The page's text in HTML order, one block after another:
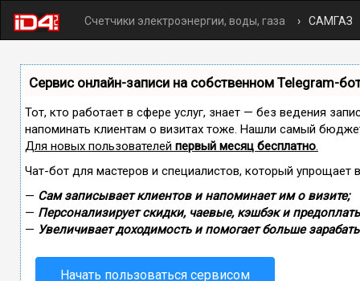
Счетчики электроэнергии, воды, газа САМГАЗ
Сервис онлайн-записи на собственном Telegram-
Тот, кто работает в сфере услуг, знает — без ведения
напоминать клиентам о визитах тоже. Нашли самый
Для новых пользователей первый месяц бесплатно.
Чат-бот для мастеров и специалистов, который упрощает
— Сам записывает клиентов и напоминает им о визите;
— Персонализирует скидки, чаевые, кэшбэк и
— Увеличивает доходимость и помогает больше
Начать пользоваться сервисом